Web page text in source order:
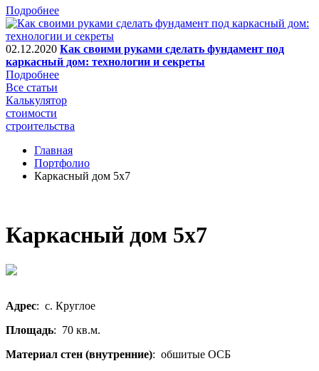
Подробнее
02.12.2020 Как своими руками сделать фундамент под
каркасный дом: технологии и секреты
Подробнее
Все статьи
Калькулятор
стоимости
строительства
Главная
Портфолио
Каркасный дом 5х7
Каркасный дом 5х7
Адрес: с. Круглое
Площадь: 70 кв.м.
Материал стен (внутренние): обшитые ОСБ